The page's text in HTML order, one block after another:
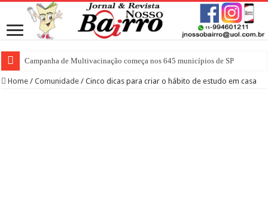
Campanha de Multivacinação começa nos 645 municípios de SP
Home / Comunidade / Cinco dicas para criar o hábito de estudo em casa